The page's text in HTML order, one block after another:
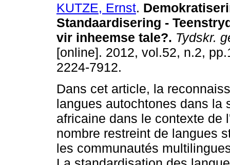
KUTZE, Ernst.
Standaardisering -
vir inheemse tale?. Tydskr.
[online]. 2012, vol.52, n.2,
2224-7912.
Dans cet article, la
langues autochtones dans la
africaine dans le contexte de
nombre restreint de langues
les communautés